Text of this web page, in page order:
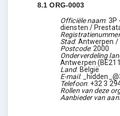
8.1ORG-0003
Officiële naam: 3P
diensten /
Registratienummer
Stad: Antwerpen /
Postcode:2000
Onderverdeling
Antwerpen (BE211
Land: België
E-mail:
Telefoon: +32 3
Rollen van deze
Aanbieder van